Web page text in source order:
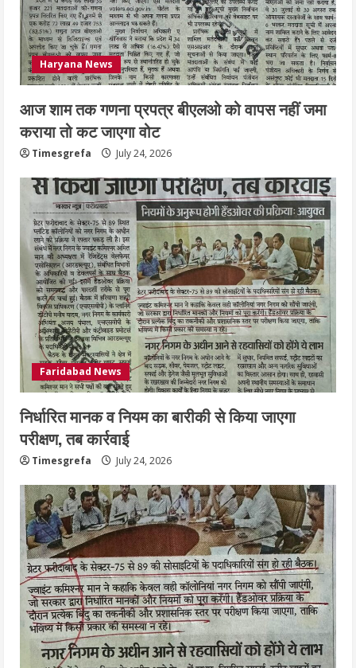
Haryana News
आज शाम तक गणना प्रपत्र बीएलओ को वापस नहीं जमा
कराया तो कट जाएगा वोट
Timesgrefa July 24, 2026
Faridabad News
निर्धारित मानक व नियम का बारीकी से किया जाएगा
परीक्षण, तब कार्रवाई
Timesgrefa July 24, 2026